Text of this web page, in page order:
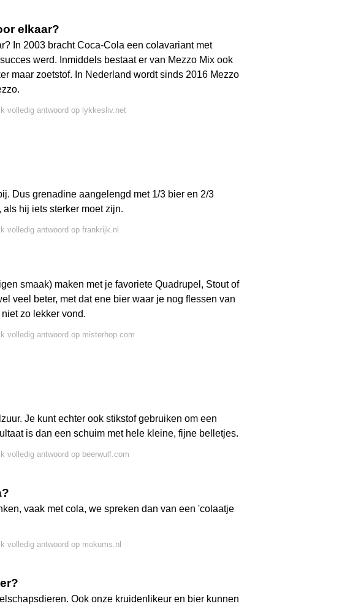
elkaar?
In 2003 bracht Coca-Cola een colavariant met
werd. Inmiddels bestaat er van Mezzo Mix ook
maar zoetstof. In Nederland wordt sinds 2016 Mezzo
volledig antwoord op lykkesliv.net
Dus grenadine aangelengd met 1/3 bier en 2/3
als hij iets sterker moet zijn.
volledig antwoord op frankrijk.nl
smaak) maken met je favoriete Quadrupel, Stout of
veel beter, met dat ene bier waar je nog flessen van
zo lekker vond.
volledig antwoord op misterhop.com
Je kunt echter ook stikstof gebruiken om een
is dan een schuim met hele kleine, fijne belletjes.
volledig antwoord op beerwulf.com
vaak met cola, we spreken dan van een 'colaatje
volledig antwoord op mokums.nl
Ook onze kruidenlikeur en bier kunnen